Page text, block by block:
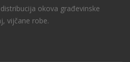
okova građevinske
vijčane robe.